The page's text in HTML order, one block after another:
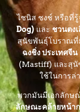
ไชนิส ชงช์ หรือที่
Dog)และ ชวนตง
สุนัขพันธุ์โบราณที่
ฉงชิ่ง ประเทศจีน
(Mastiff) และสุนั
ใช้ในการล่
พวกมันมีเอกลักษ
ลักษณะคล้ายหน้าก